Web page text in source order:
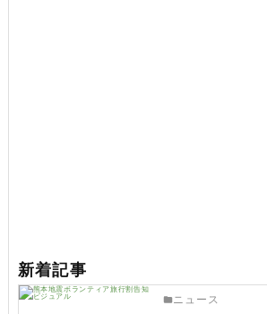
新着記事
ニュース